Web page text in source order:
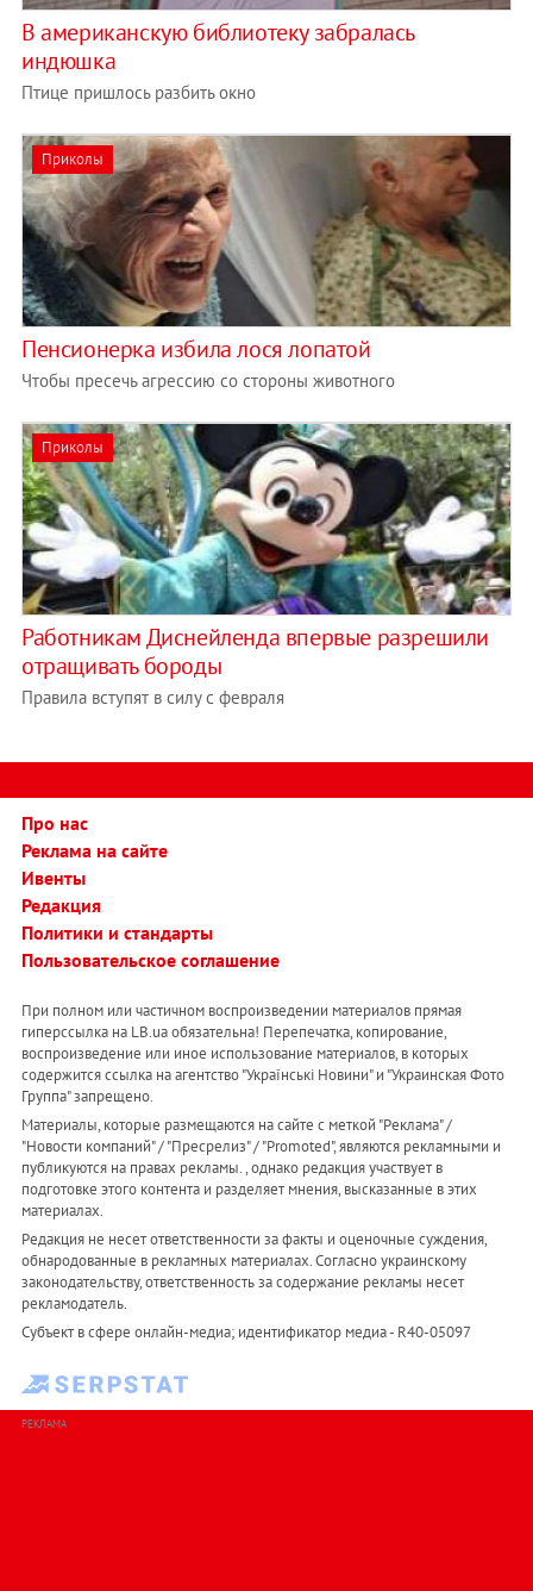
В американскую библиотеку забралась
индюшка
Птице пришлось разбить окно
Приколы
Пенсионерка избила лося лопатой
Чтобы пресечь агрессию со стороны животного
Приколы
Работникам Диснейленда впервые разрешили
отращивать бороды
Правила вступят в силу с февраля
Про нас
Реклама на сайте
Ивенты
Редакция
Политики и стандарты
Пользовательское соглашение
При полном или частичном воспроизведении материалов прямая
гиперссылка на LB.ua обязательна! Перепечатка, копирование,
воспроизведение или иное использование материалов, в которых
содержится ссылка на агентство "Українськi Новини" и "Украинская Фото
Группа" запрещено.
Материалы, которые размещаются на сайте с меткой "Реклама" /
"Новости компаний" / "Пресрелиз" / "Promoted", являются рекламными и
публикуются на правах рекламы. , однако редакция участвует в
подготовке этого контента и разделяет мнения, высказанные в этих
материалах.
Редакция не несет ответственности за факты и оценочные суждения,
обнародованные в рекламных материалах. Согласно украинскому
законодательству, ответственность за содержание рекламы несет
рекламодатель.
Субъект в сфере онлайн-медиа; идентификатор медиа - R40-05097
РЕКЛАМА